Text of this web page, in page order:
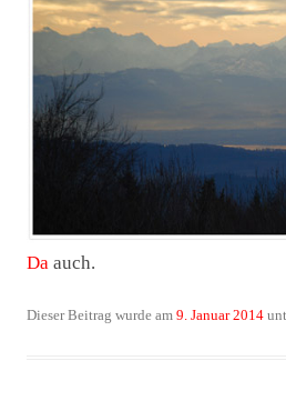
Da auch.
Dieser Beitrag wurde am 9. Januar 2014